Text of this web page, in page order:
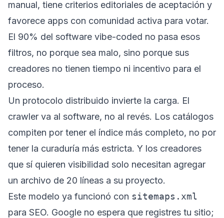
manual, tiene criterios editoriales de aceptación y
favorece apps con comunidad activa para votar.
El 90% del software vibe-coded no pasa esos
filtros, no porque sea malo, sino porque sus
creadores no tienen tiempo ni incentivo para el
proceso.
Un protocolo distribuido invierte la carga. El
crawler va al software, no al revés. Los catálogos
compiten por tener el índice más completo, no por
tener la curaduría más estricta. Y los creadores
que sí quieren visibilidad solo necesitan agregar
un archivo de 20 líneas a su proyecto.
Este modelo ya funcionó con sitemaps.xml
para SEO. Google no espera que registres tu sitio;